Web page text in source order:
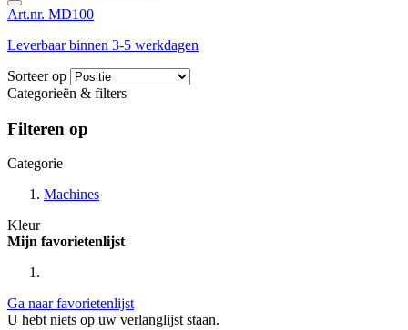
Art.nr. MD100
Leverbaar binnen 3-5 werkdagen
Sorteer op
Categorieën & filters
Filteren op
Categorie
Machines
Kleur
Mijn favorietenlijst
Ga naar favorietenlijst
U hebt niets op uw verlanglijst staan.